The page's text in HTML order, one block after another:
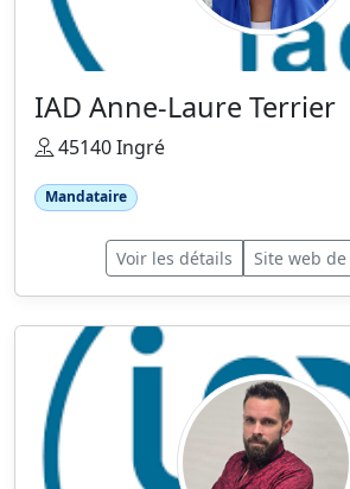
IAD Anne-Laure Terrier
45140 Ingré
Mandataire
Voir les détails Site web